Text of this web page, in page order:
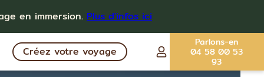
en immersion. Plus d'infos ici
Créez votre voyage
Parlons-en
04 58 00 53
93